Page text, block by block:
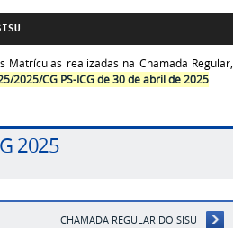
Matrículas realizadas na Chamada Regular,
2025/CG PS-ICG de 30 de abril de 2025.
2025
CHAMADA REGULAR DO SISU